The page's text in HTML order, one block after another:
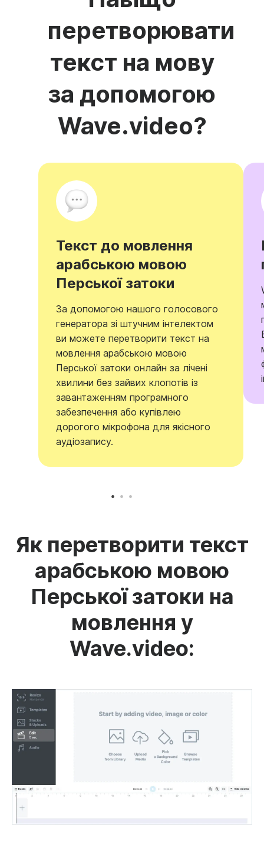
перетворювати
текст на мову
за допомогою
Wave.video?
Текст до мовлення
арабською мовою
Перської затоки
За допомогою нашого голосового
генератора зі штучним інтелектом
ви можете перетворити текст на
мовлення арабською мовою
Перської затоки онлайн за лічені
хвилини без зайвих клопотів із
завантаженням програмного
забезпечення або купівлею
дорогого мікрофона для якісного
аудіозапису.
Як перетворити текст
арабською мовою
Перської затоки на
мовлення у
Wave.video: